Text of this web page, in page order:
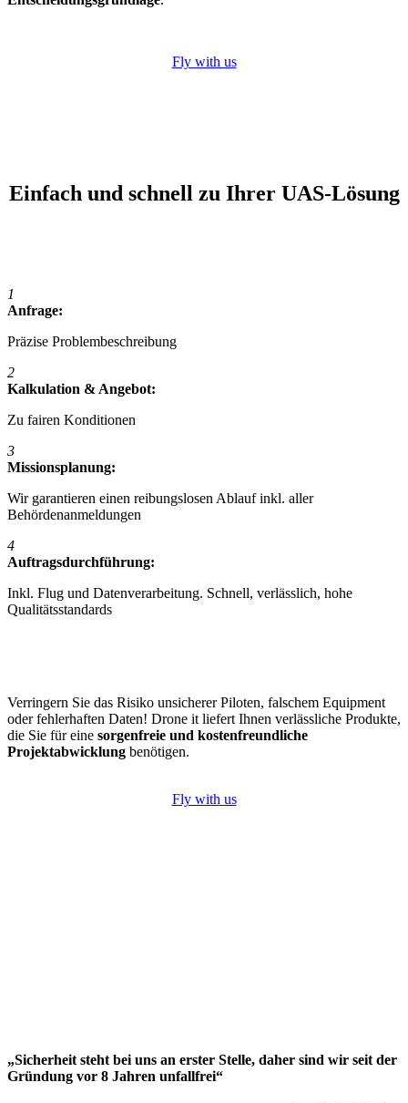
Fly with us
Einfach und schnell zu Ihrer UAS-Lösung
1
Anfrage:
Präzise Problembeschreibung
2
Kalkulation & Angebot:
Zu fairen Konditionen
3
Missionsplanung:
Wir garantieren einen reibungslosen Ablauf inkl. aller
Behördenanmeldungen
4
Auftragsdurchführung:
Inkl. Flug und Datenverarbeitung. Schnell, verlässlich, hohe
Qualitätsstandards
Verringern Sie das Risiko unsicherer Piloten, falschem Equipment
oder fehlerhaften Daten! Drone it liefert Ihnen verlässliche Produkte,
die Sie für eine sorgenfreie und kostenfreundliche
Projektabwicklung benötigen.
Fly with us
„Sicherheit steht bei uns an erster Stelle, daher sind wir seit der
Gründung vor 8 Jahren unfallfrei“